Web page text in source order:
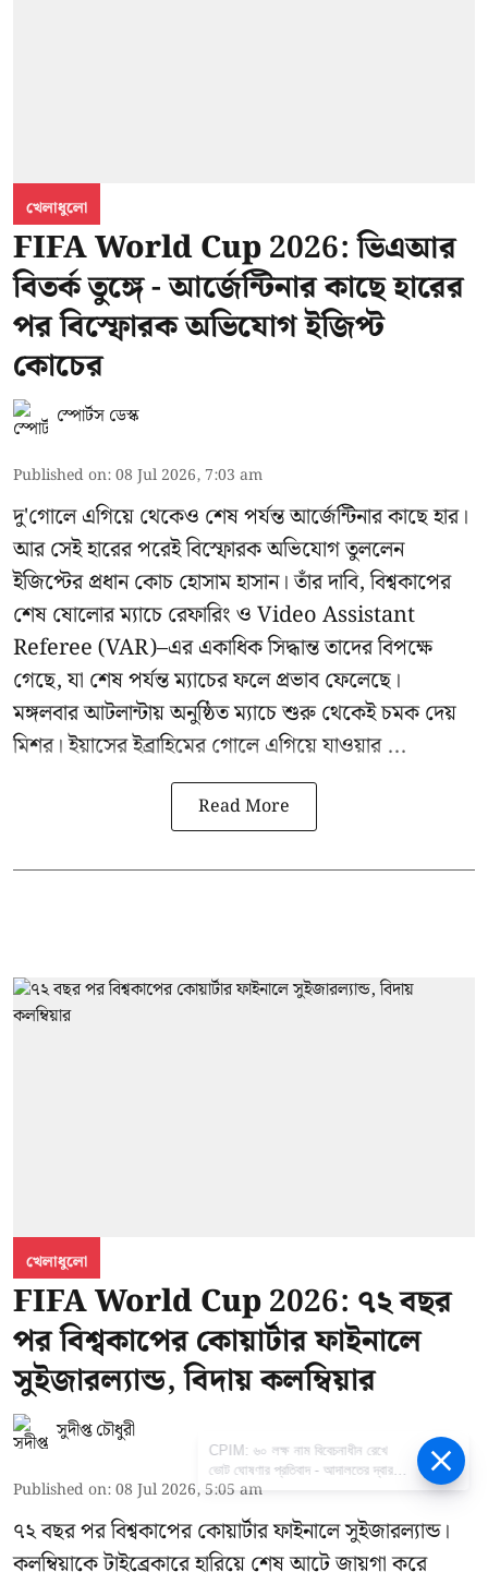
খেলাধুলো
FIFA World Cup 2026: ভিএআর
বিতর্ক তুঙ্গে - আর্জেন্টিনার কাছে হারের
পর বিস্ফোরক অভিযোগ ইজিপ্ট
কোচের
স্পোর্টস ডেস্ক
Published on:08 Jul 2026, 7:03 am
দু'গোলে এগিয়ে থেকেও শেষ পর্যন্ত আর্জেন্টিনার কাছে হার।
আর সেই হারের পরেই বিস্ফোরক অভিযোগ তুললেন
ইজিপ্টের প্রধান কোচ হোসাম হাসান। তাঁর দাবি, বিশ্বকাপের
শেষ ষোলোর ম্যাচে রেফারিং ও Video Assistant
Referee (VAR)–এর একাধিক সিদ্ধান্ত তাদের বিপক্ষে
গেছে, যা শেষ পর্যন্ত ম্যাচের ফলে প্রভাব ফেলেছে।
মঙ্গলবার আটলান্টায় অনুষ্ঠিত ম্যাচে শুরু থেকেই চমক দেয়
মিশর। ইয়াসের ইব্রাহিমের গোলে এগিয়ে যাওয়ার ...
Read More
খেলাধুলো
FIFA World Cup 2026: ৭২ বছর
পর বিশ্বকাপের কোয়ার্টার ফাইনালে
সুইজারল্যান্ড, বিদায় কলম্বিয়ার
সুদীপ্ত চৌধুরী
Published on:08 Jul 2026, 5:05 am
৭২ বছর পর বিশ্বকাপের কোয়ার্টার ফাইনালে সুইজারল্যান্ড।
কলম্বিয়াকে টাইব্রেকারে হারিয়ে শেষ আটে জায়গা করে
CPIM: ৬০ লক্ষ নাম বিবেচনাধীন রেখে
ভোট ঘোষণার প্রতিবাদ - আদালতের দ্বারস্থ
হবে সিপিআইএম